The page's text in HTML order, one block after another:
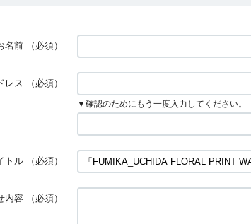
名前 （必須）
レス （必須）
▼確認のためにもう一度入力してください。
トル （必須）
内容 （必須）